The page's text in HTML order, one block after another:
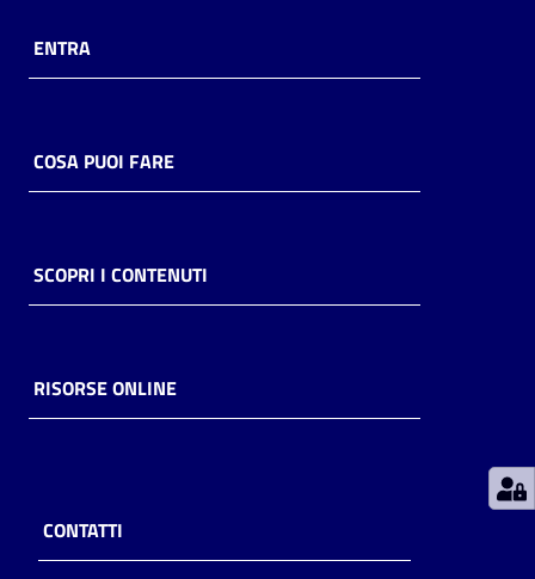
Risorse
online
Casa
Piani
storico
per
ENTRA
COSA PUOI FARE
SCOPRI I CONTENUTI
RISORSE ONLINE
CONTATTI